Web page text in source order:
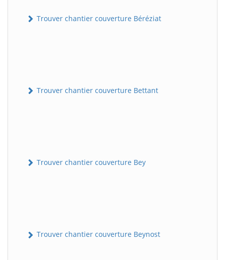
Trouver chantier couverture Béréziat
Trouver chantier couverture Bettant
Trouver chantier couverture Bey
Trouver chantier couverture Beynost